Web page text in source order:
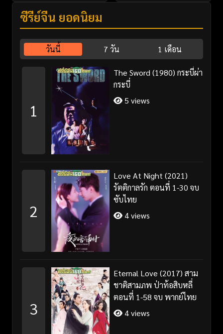
ซีรี่ย์จีน ยอดนิยม
วันนี้ 7 วัน 1 เดือน
1
The Sword (1980) กระบี่ผ่า
กระบี่
5 views
2
Love At Night (2021)
รัตติกาลรัก ตอนที่ 1-30 จบ
ซับไทย
4 views
3
Eternal Love (2017) สาม
ชาติสามภพ ป่าท้อสิบหลี่
ตอนที่ 1-58 จบ พากย์ไทย
4 views